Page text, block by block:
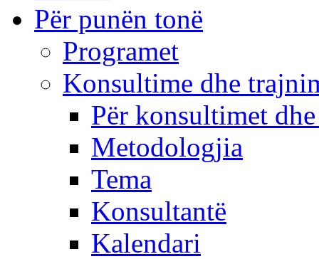
Për punën tonë
Programet
Konsultime dhe
Për konsultimet
Metodologjia
Tema
Konsultantë
Kalendari